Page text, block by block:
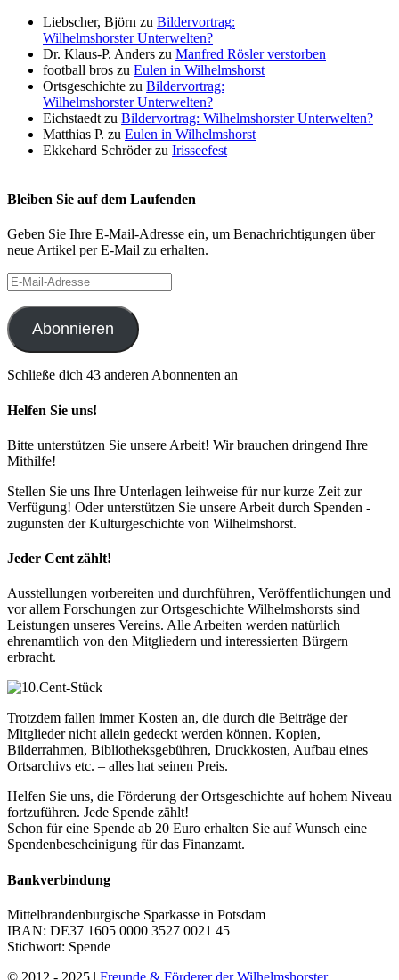
Liebscher, Björn zu Bildervortrag:
Wilhelmshorster Unterwelten?
Dr. Klaus-P. Anders zu Manfred Rösler verstorben
football bros zu Eulen in Wilhelmshorst
Ortsgeschichte zu Bildervortrag:
Wilhelmshorster Unterwelten?
Eichstaedt zu Bildervortrag: Wilhelmshorster Unterwelten?
Matthias P. zu Eulen in Wilhelmshorst
Ekkehard Schröderzu Irisseefest
Bleiben Sie auf dem Laufenden
Geben Sie Ihre E-Mail-Adresse ein, um Benachrichtigungen über
neue Artikel per E-Mail zu erhalten.
E-
Mail-
Adresse
Abonnieren
Schließe dich 43 anderen Abonnenten an
Helfen Sie uns!
Bitte unterstützen Sie unsere Arbeit! Wir brauchen dringend Ihre
Mithilfe!
Stellen Sie uns Ihre Unterlagen leihweise für nur kurze Zeit zur
Verfügung! Oder unterstützen Sie unsere Arbeit durch Spenden -
zugunsten der Kulturgeschichte von Wilhelmshorst.
Jeder Cent zählt!
Ausstellungen vorbereiten und durchführen, Veröffentlichungen und
vor allem Forschungen zur Ortsgeschichte Wilhelmshorsts sind
Leistungen unseres Vereins. Alle Arbeiten werden natürlich
ehrenamtlich von den Mitgliedern und interessierten Bürgern
erbracht.
Trotzdem fallen immer Kosten an, die durch die Beiträge der
Mitglieder nicht allein gedeckt werden können. Kopien,
Bilderrahmen, Bibliotheksgebühren, Druckkosten, Aufbau eines
Ortsarchivs etc. – alles hat seinen Preis.
Helfen Sie uns, die Förderung der Ortsgeschichte auf hohem Niveau
fortzuführen. Jede Spende zählt!
Schon für eine Spende ab 20 Euro erhalten Sie auf Wunsch eine
Spendenbescheinigung für das Finanzamt.
Bankverbindung
Mittelbrandenburgische Sparkasse in Potsdam
IBAN: DE37 1605 0000 3527 0021 45
Stichwort: Spende
© 2012 - 2025 | Freunde & Förderer der Wilhelmshorster